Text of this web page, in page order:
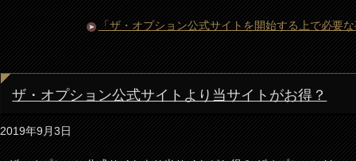
「ザ・オプション公式サイトを開始する上で必要
ザ・オプション公式サイトより当サイトがお得？
2019年9月3日